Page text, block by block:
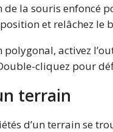
la souris enfoncé
et relâchez le
activez
cliquez pour
terrain
d’un terrain se